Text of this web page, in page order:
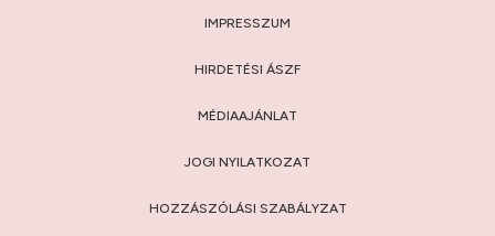
IMPRESSZUM
HIRDETÉSI ÁSZF
MÉDIAAJÁNLAT
JOGI NYILATKOZAT
HOZZÁSZÓLÁSI SZABÁLYZAT